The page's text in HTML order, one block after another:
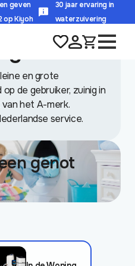
geven
op Kiyoh
30 jaar ervaring in
waterzuivering
IN DE WONING
en grote
de gebruiker, zuinig in
het A-merk.
service.
genot